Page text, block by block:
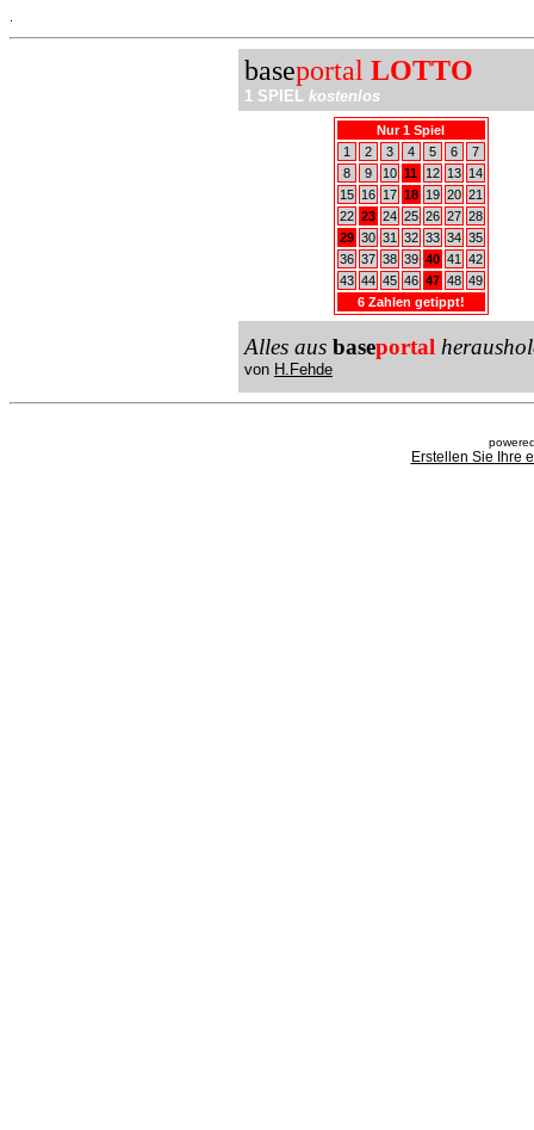
baseportal LOTTO
1 SPIEL kostenlos
Nur 1 Spiel
1
2 3 4 5 6
7
8
9 10 11 12 13
14
15
16 17 18 19 20 21
22 23 24 25 26 27 28
29 30 31 32 33 34 35
36 37 38 39 40 41
42
43 44 45 46 47 48 49
6 Zahlen getippt!
Alles aus baseportal
von H.Fehde
Erstellen Sie Ihre